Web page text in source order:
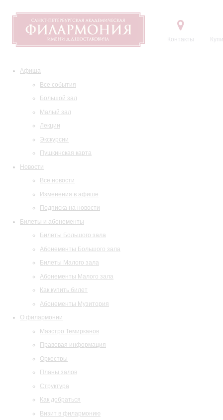
Контакты
Афиша
Все события
Большой зал
Малый зал
Лекции
Экскурсии
Пушкинская карта
Новости
Все новости
Изменения в афише
Подписка на новости
Билеты и абонементы
Билеты Большого зала
Абонементы Большого зала
Билеты Малого зала
Абонементы Малого зала
Как купить билет
Абонементы Музитория
О филармонии
Маэстро Темирканов
Правовая информация
Оркестры
Планы залов
Структура
Как добраться
Визит в филармонию